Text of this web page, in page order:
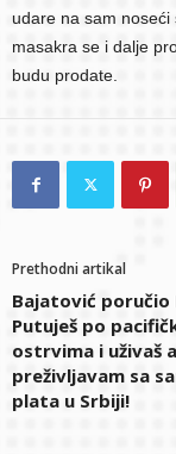
udare na sam noseći
masakra se i dalje
budu prodate.
Prethodni artikal
Bajatović poručio
Putuješ po
ostrvima i uživaš
preživljavam sa
plata u Srbiji!